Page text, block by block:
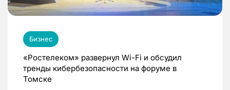
Бизнес
«Ростелеком» развернул Wi-Fi и обсудил
тренды кибербезопасности на форуме в
Томске